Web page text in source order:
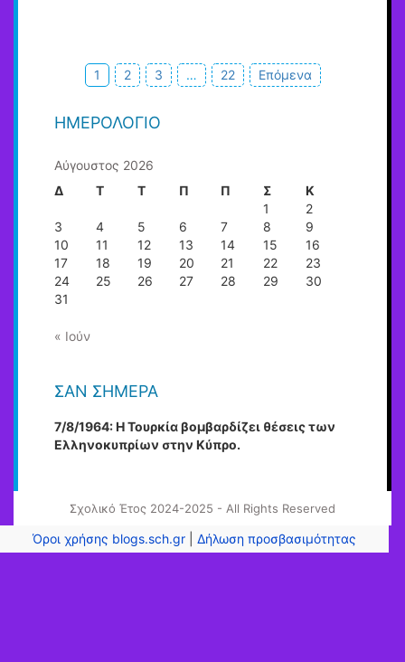
Πλοήγηση
άρθρων
1 2 3 … 22 Επόμενα
ΗΜΕΡΟΛΌΓΙΟ
Αύγουστος 2026
Δ
Τ Τ Π Π Σ
Κ
1
2
3
4 5 6 7 8
9
10
11 12 13 14 15
16
17
18 19 20 21 22
23
24
25 26 27 28 29
30
31
« Ιούν
ΣΑΝ ΣΉΜΕΡΑ
7/8/1964: Η Τουρκία βομβαρδίζει θέσεις των
Ελληνοκυπρίων στην Κύπρο.
Σχολικό Έτος 2024-2025 - All Rights Reserved
Όροι χρήσης blogs.sch.gr |Δήλωση προσβασιμότητας